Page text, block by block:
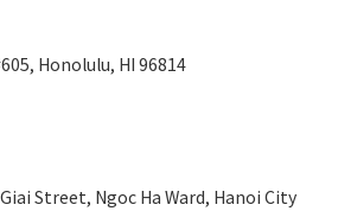
Honolulu, HI 96814
Street, Ngoc Ha Ward, Hanoi City